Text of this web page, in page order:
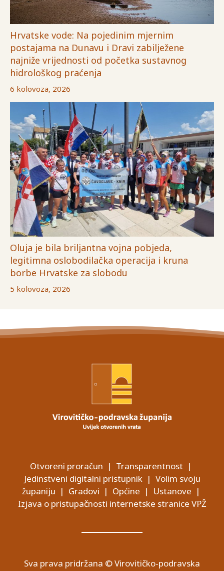
Hrvatske vode: Na pojedinim mjernim
postajama na Dunavu i Dravi zabilježene
najniže vrijednosti od početka sustavnog
hidrološkog praćenja
6 kolovoza, 2026
Oluja je bila briljantna vojna pobjeda,
legitimna oslobodilačka operacija i kruna
borbe Hrvatske za slobodu
5 kolovoza, 2026
Otvoreni proračun | Transparentnost |
Jedinstveni digitalni pristupnik| Volim svoju
županiju | Gradovi | Općine | Ustanove |
Izjava o pristupačnosti internetske stranice VPŽ
Sva prava pridržana © Virovitičko-podravska